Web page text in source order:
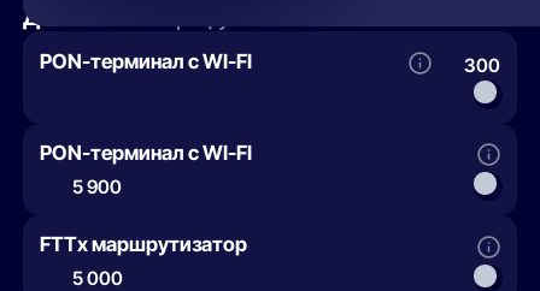
Добавить
PON-терминал с WI-FI 300
PON-терминал с WI-FI
5 900
FTTx маршрутизатор
5 000